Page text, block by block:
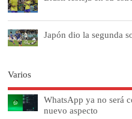
Japón dio la segunda
Varios
WhatsApp ya no será
nuevo aspecto